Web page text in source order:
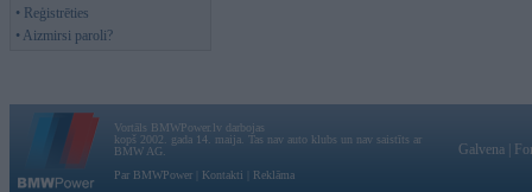
• Reģistrēties
• Aizmirsi paroli?
Vortāls BMWPower.lv darbojas
kopš 2002. gada 14. maija. Tas nav auto klubs un nav saistīts ar
BMW AG.
Par BMWPower
Kontakti Reklāma
Galvena